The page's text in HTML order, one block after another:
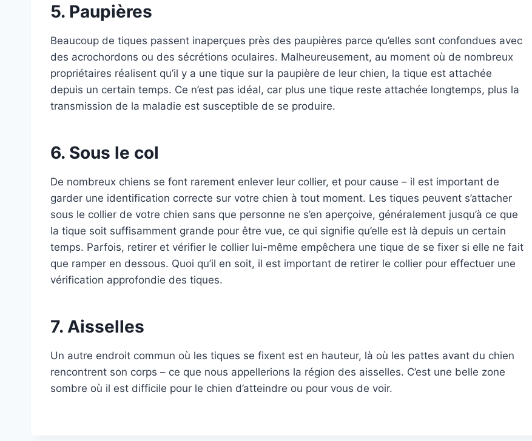
5. Paupières
Beaucoup de tiques passent inaperçues près des paupières parce qu’elles sont confondues avec
des acrochordons ou des sécrétions oculaires. Malheureusement, au moment où de nombreux
propriétaires réalisent qu’il y a une tique sur la paupière de leur chien, la tique est attachée
depuis un certain temps. Ce n’est pas idéal, car plus une tique reste attachée longtemps, plus la
transmission de la maladie est susceptible de se produire.
6. Sous le col
De nombreux chiens se font rarement enlever leur collier, et pour cause – il est important de
garder une identification correcte sur votre chien à tout moment. Les tiques peuvent s’attacher
sous le collier de votre chien sans que personne ne s’en aperçoive, généralement jusqu’à ce que
la tique soit suffisamment grande pour être vue, ce qui signifie qu’elle est là depuis un certain
temps. Parfois, retirer et vérifier le collier lui-même empêchera une tique de se fixer si elle ne fait
que ramper en dessous. Quoi qu’il en soit, il est important de retirer le collier pour effectuer une
vérification approfondie des tiques.
7. Aisselles
Un autre endroit commun où les tiques se fixent est en hauteur, là où les pattes avant du chien
rencontrent son corps – ce que nous appellerions la région des aisselles. C’est une belle zone
sombre où il est difficile pour le chien d’atteindre ou pour vous de voir.